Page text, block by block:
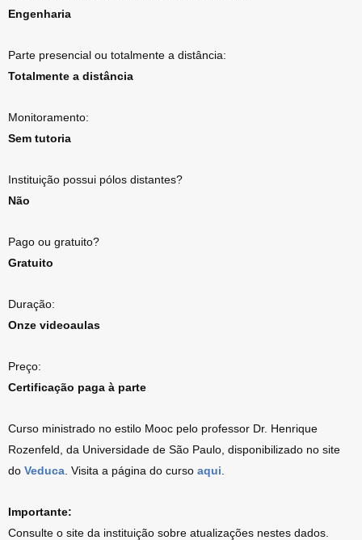
Engenharia
Parte presencial ou totalmente a distância:
Totalmente a distância
Monitoramento:
Sem tutoria
Instituição possui pólos distantes?
Não
Pago ou gratuito?
Gratuito
Duração:
Onze videoaulas
Preço:
Certificação paga à parte
Curso ministrado no estilo Mooc pelo professor Dr. Henrique
Rozenfeld, da Universidade de São Paulo, disponibilizado no site
do Veduca . Visita a página do curso aqui
Importante:
Consulte o site da instituição sobre atualizações nestes dados.